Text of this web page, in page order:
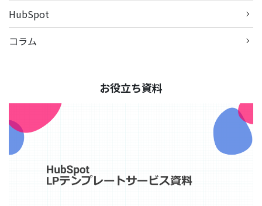
HubSpot
コラム
お役立ち資料